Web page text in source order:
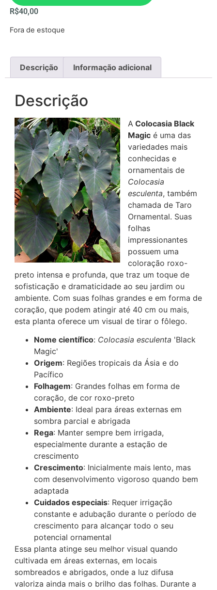
R$40,00
Fora de estoque
Descrição Informação adicional
Descrição
A Colocasia Black
Magic é uma das
variedades mais
conhecidas e
ornamentais de
Colocasia
esculenta, também
chamada de Taro
Ornamental. Suas
folhas
impressionantes
possuem uma
coloração roxo-
preto intensa e profunda, que traz um toque de
sofisticação e dramaticidade ao seu jardim ou
ambiente. Com suas folhas grandes e em forma de
coração, que podem atingir até 40 cm ou mais,
esta planta oferece um visual de tirar o fôlego.
Nome científico: Colocasia esculenta 'Black
Magic'
Origem: Regiões tropicais da Ásia e do
Pacífico
Folhagem: Grandes folhas em forma de
coração, de cor roxo-preto
Ambiente: Ideal para áreas externas em
sombra parcial e abrigada
Rega: Manter sempre bem irrigada,
especialmente durante a estação de
crescimento
Crescimento: Inicialmente mais lento, mas
com desenvolvimento vigoroso quando bem
adaptada
Cuidados especiais: Requer irrigação
constante e adubação durante o período de
crescimento para alcançar todo o seu
potencial ornamental
Essa planta atinge seu melhor visual quando
cultivada em áreas externas, em locais
sombreados e abrigados, onde a luz difusa
valoriza ainda mais o brilho das folhas. Durante a